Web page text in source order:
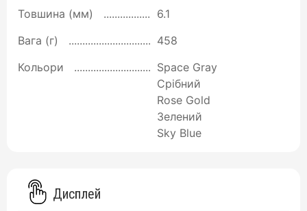
Товшина (мм)
6.1
Вага (г)
458
Кольори
Space Gray
Срібний
Rose Gold
Зелений
Sky Blue
Дисплей